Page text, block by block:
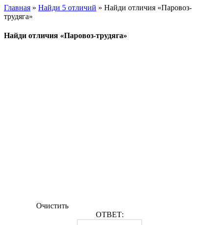
Главная » Найди 5 отличий » Найди отличия «Паровоз-
трудяга»
Найди отличия «Паровоз-трудяга»
Очистить
ОТВЕТ: